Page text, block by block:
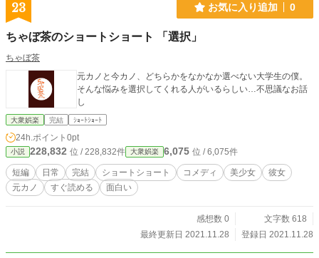
23 お気に入り追加 0
ちゃぼ茶のショートショート 「選択」
ちゃぼ茶
元カノと今カノ、どちらかをなかなか選べない大学生の僕。
そんな悩みを選択してくれる人がいるらしい…不思議なお話
し
大衆娯楽 完結 ｼｮｰﾄｼｮｰﾄ
24h.ポイント 0pt
小説 228,832 位 / 228,832件 大衆娯楽 6,075 位 / 6,075件
短編 日常 完結 ショートショート コメディ 美少女
彼女
元カノ
すぐ読める 面白い
感想数 0
文字数 618
最終更新日 2021.11.28
登録日 2021.11.28